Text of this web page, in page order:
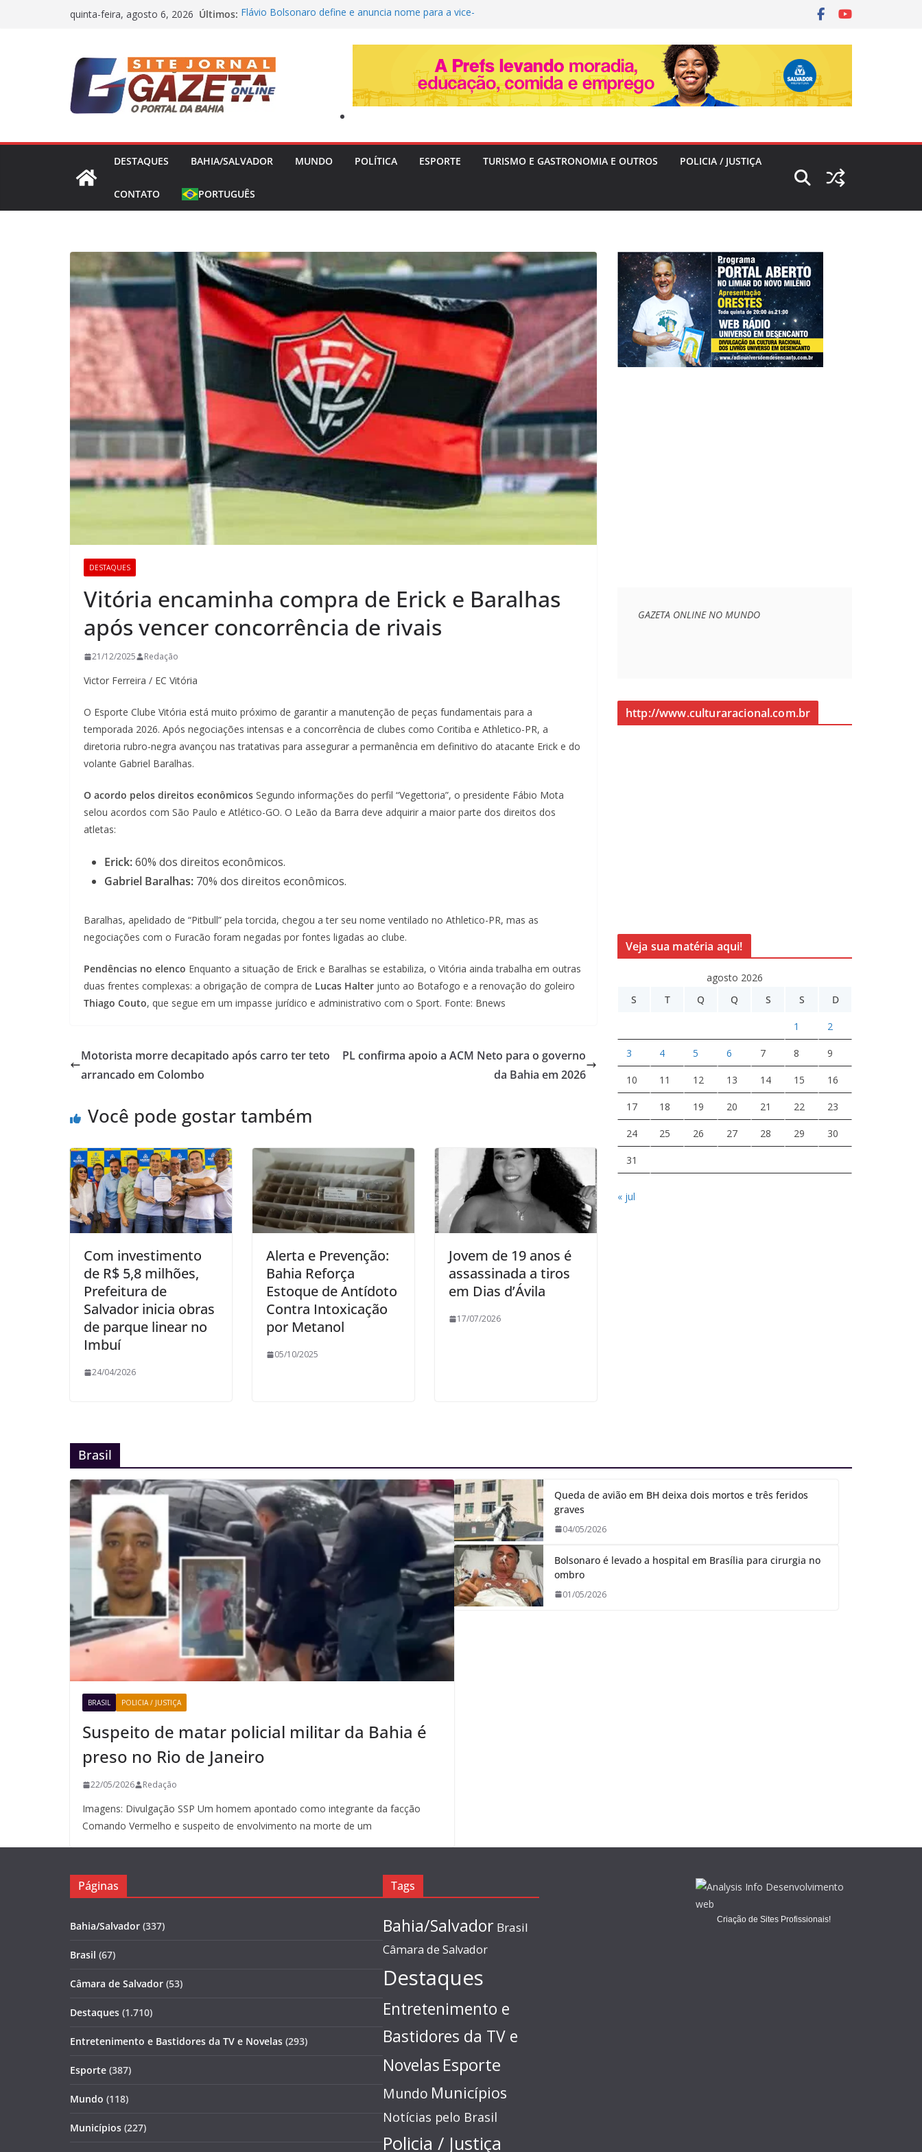
quinta-feira, agosto 6, 2026 Últimos: Flávio Bolsonaro define e anuncia nome para a vice-
Concessões de Táxi na Bahia com Prejuízo Tributário
Capitão da Seleção de Uganda e do SC Villa, David Owori É
Morto a Pedradas Durante Assalto em Kampala
Polícia Civil Destrói Plantação com 20 Mil Pés de Maconha e
Causa Prejuízo de R$ 4 Milhões na Bahia
DESTAQUES
BAHIA/SALVADOR MUNDO POLÍTICA ESPORTE TURISMO E GASTRONOMIA E OUTROS POLICIA / JUSTIÇA
CONTATO PORTUGUÊS
DESTAQUES
Vitória encaminha compra de Erick e Baralhas
após vencer concorrência de rivais
21/12/2025 Redação
Victor Ferreira / EC Vitória
O Esporte Clube Vitória está muito próximo de garantir a manutenção de peças fundamentais para a
temporada 2026. Após negociações intensas e a concorrência de clubes como Coritiba e Athletico-PR, a
diretoria rubro-negra avançou nas tratativas para assegurar a permanência em definitivo do atacante Erick e do
volante Gabriel Baralhas.
O acordo pelos direitos econômicos Segundo informações do perfil “Vegettoria”, o presidente Fábio Mota
selou acordos com São Paulo e Atlético-GO. O Leão da Barra deve adquirir a maior parte dos direitos dos
atletas:
Erick:60% dos direitos econômicos.
Gabriel Baralhas: 70% dos direitos econômicos.
Baralhas, apelidado de “Pitbull” pela torcida, chegou a ter seu nome ventilado no Athletico-PR, mas as
negociações com o Furacão foram negadas por fontes ligadas ao clube.
Pendências no elenco Enquanto a situação de Erick e Baralhas se estabiliza, o Vitória ainda trabalha em outras
duas frentes complexas: a obrigação de compra de Lucas Halter junto ao Botafogo e a renovação do goleiro
Thiago Couto, que segue em um impasse jurídico e administrativo com o Sport. Fonte: Bnews
Motorista morre decapitado após carro ter teto
arrancado em Colombo
PL confirma apoio a ACM Neto para o governo
da Bahia em 2026
Você pode gostar também
Com investimento
de R$ 5,8 milhões,
Prefeitura de
Salvador inicia obras
de parque linear no
Imbuí
24/04/2026
Alerta e Prevenção:
Bahia Reforça
Estoque de Antídoto
Contra Intoxicação
por Metanol
05/10/2025
Jovem de 19 anos é
assassinada a tiros
em Dias d’Ávila
17/07/2026
GAZETA ONLINE NO MUNDO
http://www.culturaracional.com.br
Veja sua matéria aqui!
agosto 2026
S
T Q Q S S D
1 2
3 4 5 6 7 8 9
10 11 12 13 14 15 16
17 18 19 20 21 22 23
24 25 26 27 28 29 30
31
« jul
Brasil
BRASIL POLICIA / JUSTIÇA
Suspeito de matar policial militar da Bahia é
preso no Rio de Janeiro
22/05/2026 Redação
Imagens: Divulgação SSP Um homem apontado como integrante da facção
Comando Vermelho e suspeito de envolvimento na morte de um
Queda de avião em BH deixa dois mortos e três feridos
graves
04/05/2026
Bolsonaro é levado a hospital em Brasília para cirurgia no
ombro
01/05/2026
Páginas
Bahia/Salvador (337)
Brasil (67)
Câmara de Salvador (53)
Destaques (1.710)
Entretenimento e Bastidores da TV e Novelas (293)
Esporte (387)
Mundo (118)
Municípios (227)
Tags
Bahia/Salvador Brasil
Câmara de Salvador
Destaques
Entretenimento e
Bastidores da TV e
Novelas Esporte
Mundo Municípios
Notícias pelo Brasil
Policia / Justiça
Criação de Sites Profissionais!